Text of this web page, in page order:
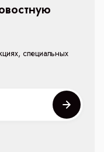
специальных